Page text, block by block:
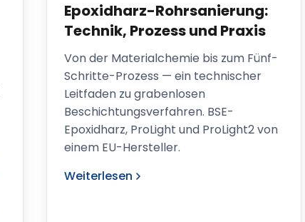
Epoxidharz-Rohrsanierung:
Technik, Prozess und Praxis
Von der Materialchemie bis zum Fünf-
Schritte-Prozess — ein technischer
Leitfaden zu grabenlosen
Beschichtungsverfahren. BSE-
Epoxidharz, ProLight und ProLight2 von
einem EU-Hersteller.
Weiterlesen